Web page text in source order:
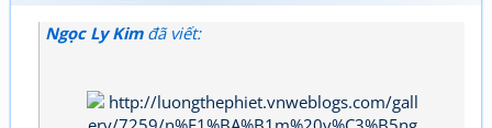
Ngọc Ly Kimđã viết: